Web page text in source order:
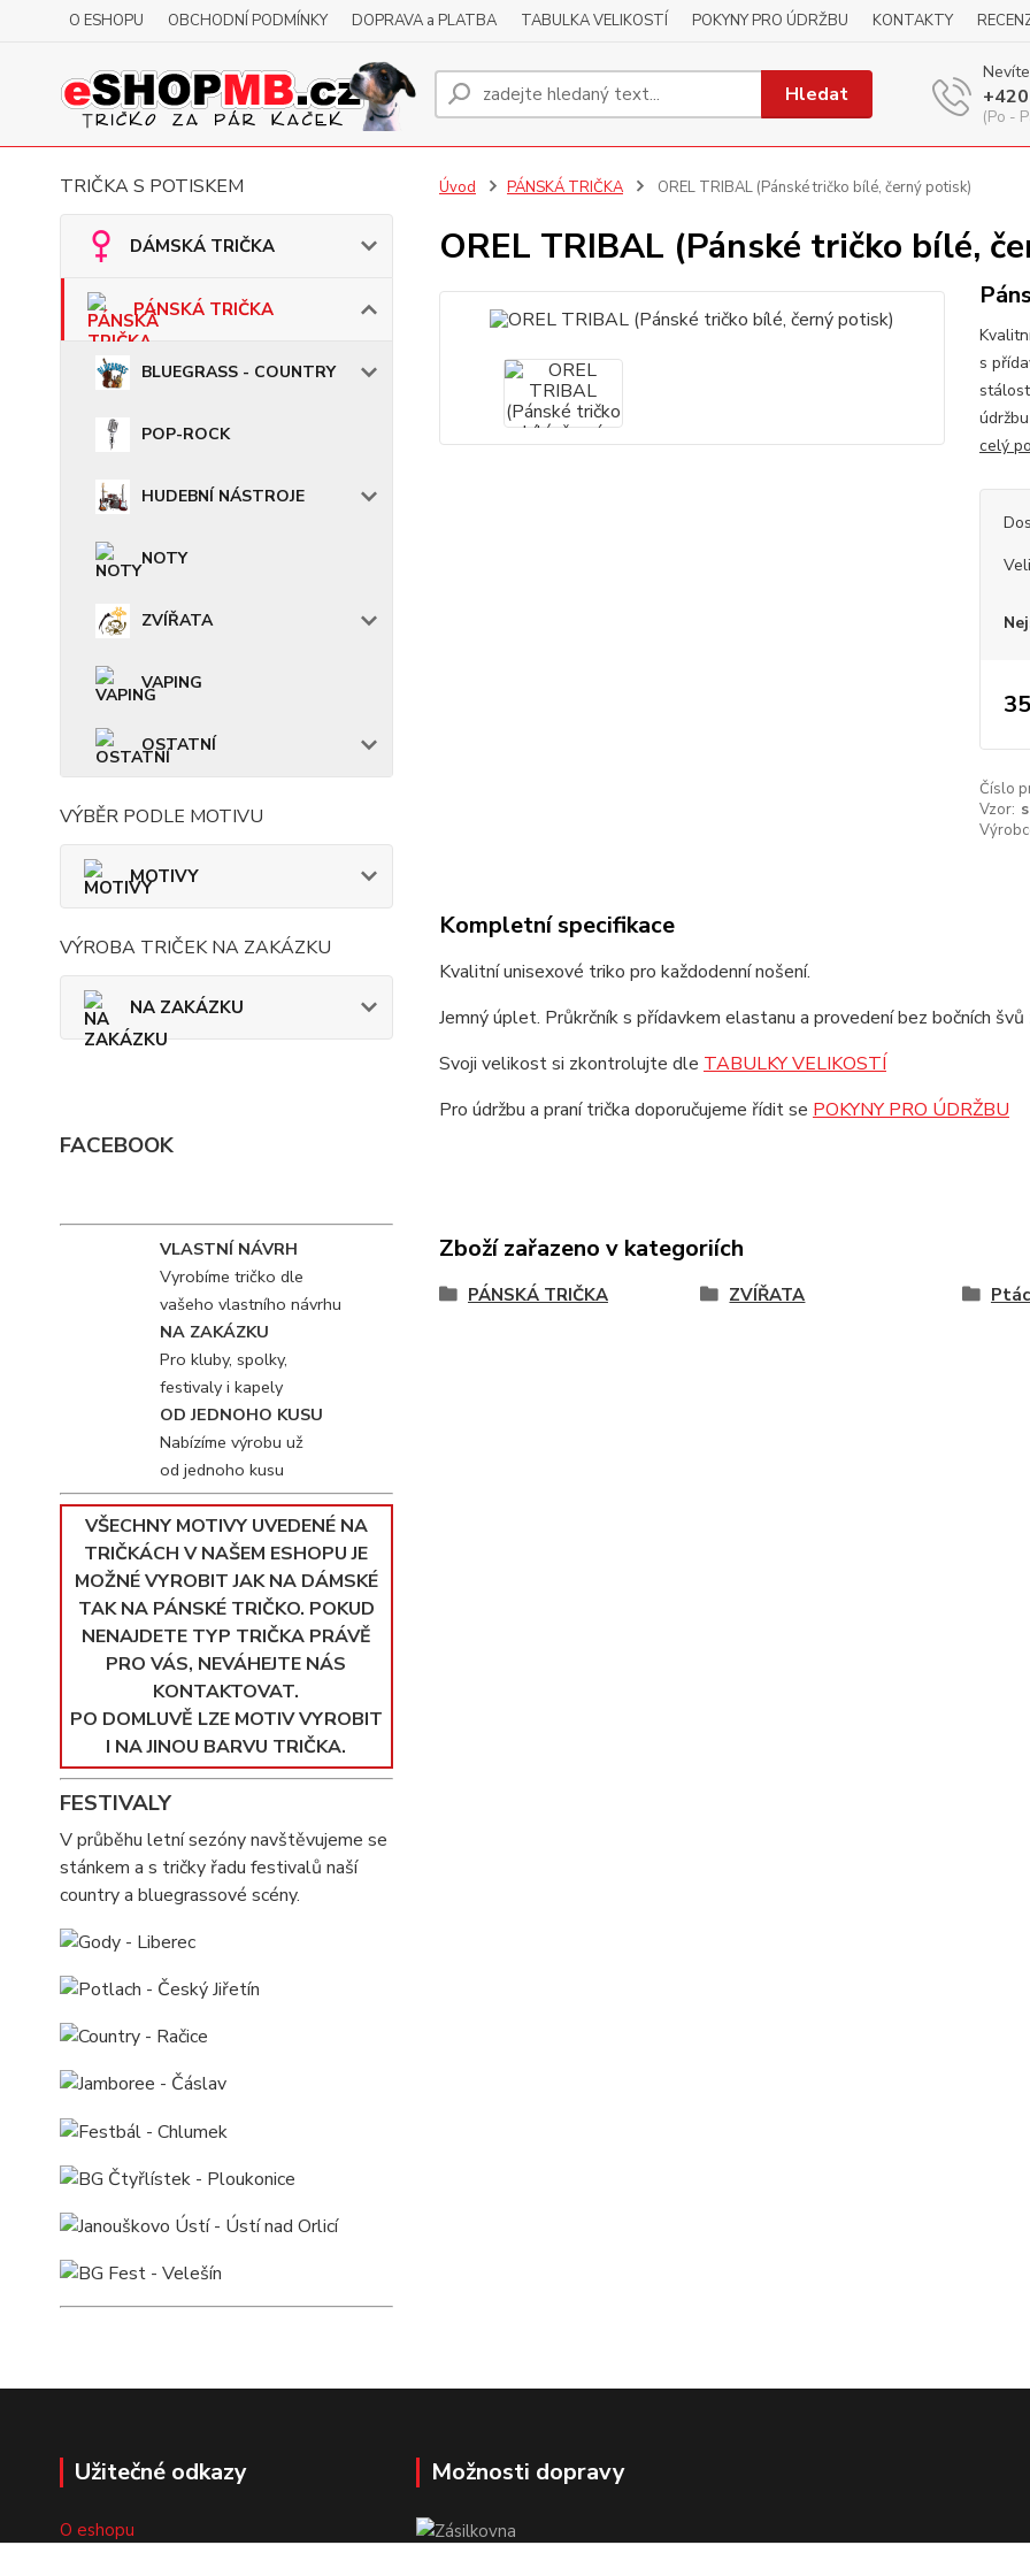
O ESHOPU OBCHODNÍ PODMÍNKY DOPRAVA a PLATBA TABULKA VELIKOSTÍ POKYNY PRO ÚDRŽBU KONTAKTY
Hledat
(Po -
TRIČKA S POTISKEM
DÁMSKÁ TRIČKA
PÁNSKÁ TRIČKA
BLUEGRASS - COUNTRY
POP-ROCK
HUDEBNÍ NÁSTROJE
NOTY
ZVÍŘATA
VAPING
OSTATNÍ
VÝBĚR PODLE MOTIVU
MOTIVY
VÝROBA TRIČEK NA ZAKÁZKU
NA ZAKÁZKU
FACEBOOK
VLASTNÍ NÁVRH
Vyrobíme tričko dle
vašeho vlastního návrhu
NA ZAKÁZKU
Pro kluby, spolky,
festivaly i kapely
OD JEDNOHO KUSU
Nabízíme výrobu už
od jednoho kusu
VŠECHNY MOTIVY UVEDENÉ NA
TRIČKÁCH V NAŠEM ESHOPU JE
MOŽNÉ VYROBIT JAK NA DÁMSKÉ
TAK NA PÁNSKÉ TRIČKO. POKUD
NENAJDETE TYP TRIČKA PRÁVĚ
PRO VÁS, NEVÁHEJTE NÁS
KONTAKTOVAT.
PO DOMLUVĚ LZE MOTIV VYROBIT
I NA JINOU BARVU TRIČKA.
FESTIVALY
V průběhu letní sezóny navštěvujeme se
stánkem a s tričky řadu festivalů naší
country a bluegrassové scény.
Úvod PÁNSKÁ TRIČKA OREL TRIBAL (Pánské tričko bílé, černý potisk)
OREL TRIBAL (Pánské tričko bílé,
s
celý
Číslo
Vzor:
Kompletní specifikace
Kvalitní unisexové triko pro každodenní nošení.
Jemný úplet. Průkrčník s přídavkem elastanu a provedení bez bočních
Svoji velikost si zkontrolujte dle TABULKY VELIKOSTÍ
Pro údržbu a praní trička doporučujeme řídit se POKYNY PRO ÚDRŽBU
Zboží zařazeno v kategoriích
PÁNSKÁ TRIČKA ZVÍŘATA
Užitečné odkazy
O eshopu
Možnosti dopravy